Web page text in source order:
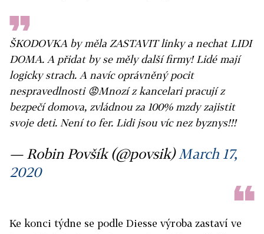
ŠKODOVKA by měla ZASTAVIT linky a nechat LIDI
DOMA. A přidat by se měly další firmy! Lidé mají
logicky strach. A navíc oprávněný pocit
nespravedlnosti 😡Mnozí z kancelari pracují z
bezpečí domova, zvládnou za 100% mzdy zajistit
svoje deti. Není to fer. Lidi jsou víc nez byznys!!!
— Robin Povšík (@povsik) March 17,
2020
Ke konci týdne se podle Diesse výroba zastaví ve